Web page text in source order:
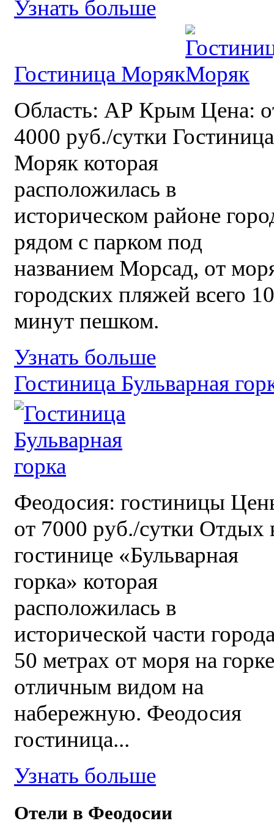
Узнать больше
Гостиница Моряк
Область: АР Крым Цена:
4000 руб./сутки Гостиница
Моряк которая
расположилась в
историческом районе
рядом с парком под
названием Морсад, от
городских пляжей всего 10
минут пешком.
Узнать больше
Гостиница Бульварная
Феодосия: гостиницы
от 7000 руб./сутки Отдых
гостинице «Бульварная
горка» которая
расположилась в
исторической части
50 метрах от моря на
отличным видом на
набережную. Феодосия
гостиница...
Узнать больше
Отели в Феодосии